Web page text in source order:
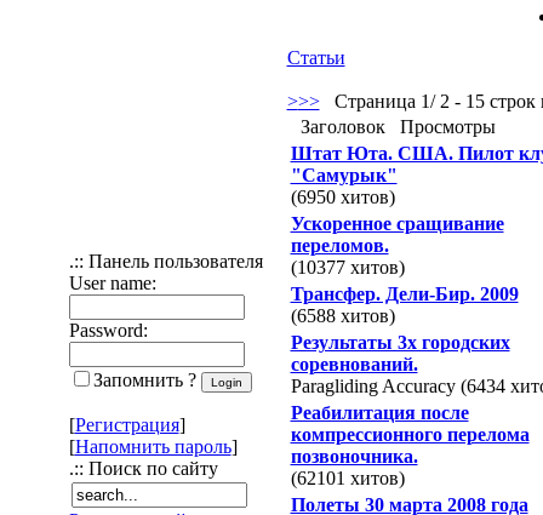
.:: Панель пользователя
User name:
Password:
Запомнить ?
[Регистрация]
[Напомнить пароль]
.:: Поиск по сайту
Статьи
>>>Страница 1/ 2 - 15 строк
Заголовок
Просмотры
Штат Юта. США. Пилот
"Самурык"
(6950 хитов)
Ускоренное сращивание
переломов.
(10377 хитов)
Трансфер. Дели-Бир. 2009
(6588 хитов)
Результаты 3х городских
соревнований.
Paragliding Accuracy (6434
Реабилитация после
компрессионного перелома
позвоночника.
(62101 хитов)
Полеты 30 марта 2008 года